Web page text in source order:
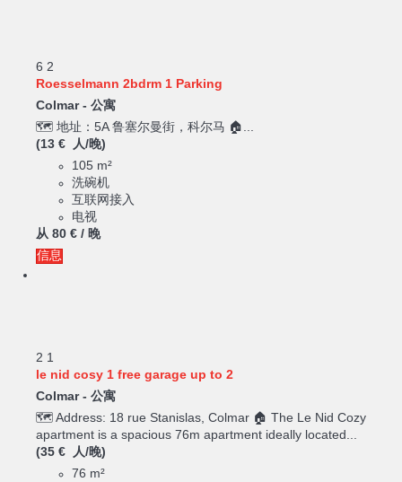
6 2
Roesselmann 2bdrm 1 Parking
Colmar - 公寓
🗺️ 地址：5A 鲁塞尔曼街，科尔马 🏠...
(13 € 人/晚)
105 m²
洗碗机
互联网接入
电视
从 80 € / 晚
信息
2 1
le nid cosy 1 free garage up to 2
Colmar - 公寓
🗺️ Address: 18 rue Stanislas, Colmar 🏠 The Le Nid Cozy
apartment is a spacious 76m apartment ideally located...
(35 € 人/晚)
76 m²